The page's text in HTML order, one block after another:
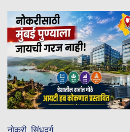
नोकरी,सिंधुदुर्ग